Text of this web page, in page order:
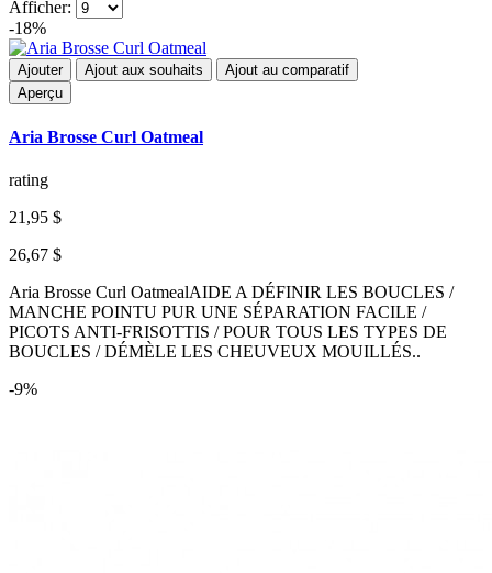
Afficher:
-18%
Ajouter Ajout aux souhaits
Ajout au comparatif
Aperçu
Aria Brosse Curl Oatmeal
rating
21,95 $
26,67 $
Aria Brosse Curl OatmealAIDE A DÉFINIR LES BOUCLES /
MANCHE POINTU PUR UNE SÉPARATION FACILE /
PICOTS ANTI-FRISOTTIS / POUR TOUS LES TYPES DE
BOUCLES / DÉMÈLE LES CHEUVEUX MOUILLÉS..
-9%